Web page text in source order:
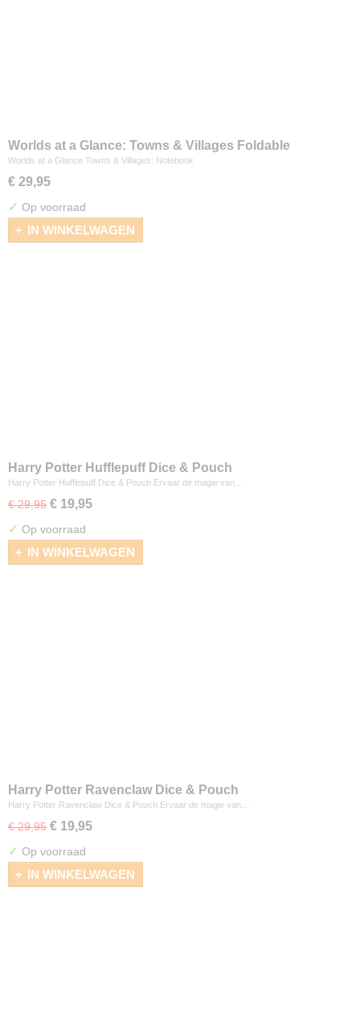
Worlds at a Glance: Towns & Villages Foldable
Notebook
Worlds at a Glance Towns & Villages: Notebook
€ 29,95
✓ Op voorraad
IN WINKELWAGEN
Harry Potter Hufflepuff Dice & Pouch
Harry Potter Hufflepuff Dice & Pouch Ervaar de magie van…
€ 29,95 € 19,95
✓ Op voorraad
IN WINKELWAGEN
Harry Potter Ravenclaw Dice & Pouch
Harry Potter Ravenclaw Dice & Pouch Ervaar de magie van…
€ 29,95 € 19,95
✓ Op voorraad
IN WINKELWAGEN